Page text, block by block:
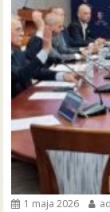
1 maja 2026